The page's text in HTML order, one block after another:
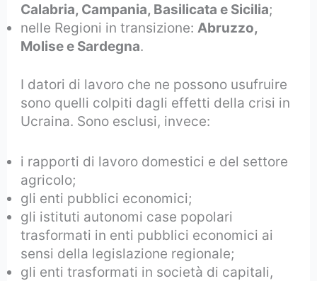
Calabria, Campania, Basilicata e Sicilia;
nelle Regioni in transizione:Abruzzo,
Molise e Sardegna.
I datori di lavoro che ne possono usufruire
sono quelli colpiti dagli effetti della crisi in
Ucraina. Sono esclusi, invece:
i rapporti di lavoro domestici e del settore
agricolo;
gli enti pubblici economici;
gli istituti autonomi case popolari
trasformati in enti pubblici economici ai
sensi della legislazione regionale;
gli enti trasformati in società di capitali,